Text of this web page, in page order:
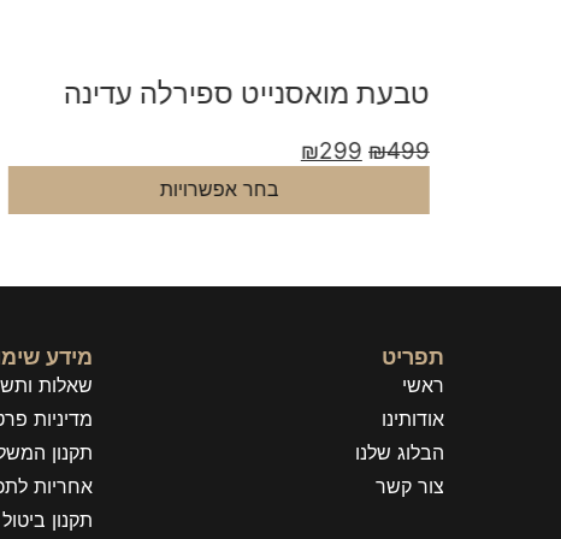
טבעת מואסנייט ספירלה עדינה
₪499
₪299
בחר אפשרויות
תפריט
ראשי
אודותינו
הבלוג שלנו
צור קשר
מידע
שאלות
מדיניות
תקנון
אחריות
תקנון